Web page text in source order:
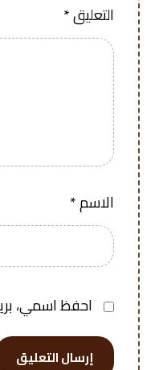
التعليق*
الاسم*
احفظ اسمي،
إرسال التعليق